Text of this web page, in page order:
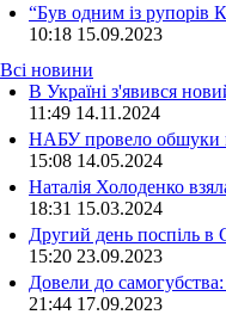
“Був одним із
10:18 15.09.2023
Всі новини
В Україні з'явився
11:49 14.11.2024
НАБУ провело обшуки в
15:08 14.05.2024
Наталія Холоденко
18:31 15.03.2024
Другий день поспіль в
15:20 23.09.2023
Довели до
21:44 17.09.2023